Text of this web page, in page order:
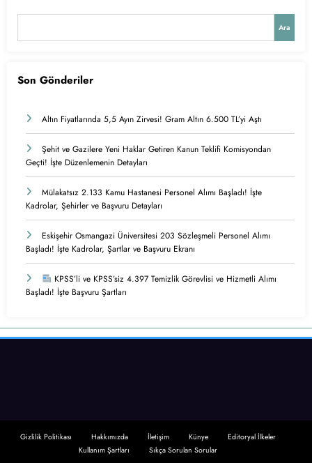
Ara
Son Gönderiler
Altın Fiyatlarında 5,5 Ayın Zirvesi! Gram Altın 6.500 TL’yi Aştı
Şehit ve Gazilere Yeni Haklar Getiren Kanun Teklifi Komisyondan
Geçti! İşte Düzenlemenin Detayları
Mülakatsız 2.133 Kamu Hastanesi Personel Alımı Başladı! İşte
Kadrolar, Şehirler ve Başvuru Detayları
Eskişehir Osmangazi Üniversitesi 203 Sözleşmeli Personel Alımı
Başladı! İşte Kadrolar, Şartlar ve Başvuru Ekranı
KPSS’li ve KPSS’siz 4.397 Temizlik Görevlisi ve Hizmetli Alımı
Başladı! İşte Başvuru Şartları
Gizlilik Politikası Hakkımızda İletişim Künye
Editoryal İlkeler
Kullanım Şartları
Sıkça Sorulan Sorular